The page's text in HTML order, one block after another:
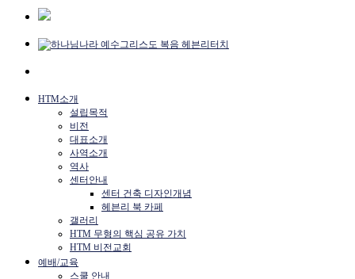
HTM소개
설립목적
비전
대표소개
사역소개
역사
센터안내
센터 건축 디자인개념
헤븐리 북 카페
갤러리
HTM 무형의 핵심 공유 가치
HTM 비전교회
예배/교육
스쿨 안내